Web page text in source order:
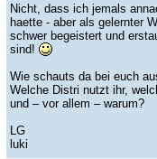
Nicht, dass ich jemals
haette - aber als gelernter
schwer begeistert und
sind!
Wie schauts da bei euch
Welche Distri nutzt ihr,
und – vor allem – warum?
LG
luki